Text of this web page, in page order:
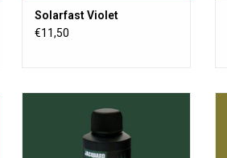
Solarfast Violet
€11,50
der sich der Farbstoff unter dem
Einfluss von Sonne (UV-licht)
entwickelt. Zur Verwendung auf